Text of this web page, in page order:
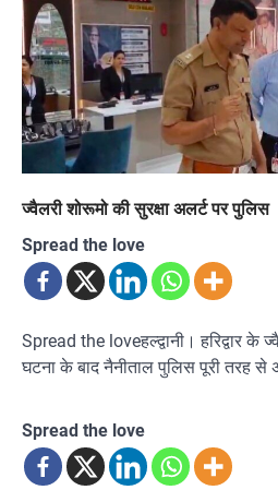
ज्वैलरी शोरूमो की सुरक्षा अलर्ट पर पुलिस
Spread the love
Spread the loveहल्द्वानी। हरिद्वार के
घटना के बाद नैनीताल पुलिस पूरी तरह से
Spread the love